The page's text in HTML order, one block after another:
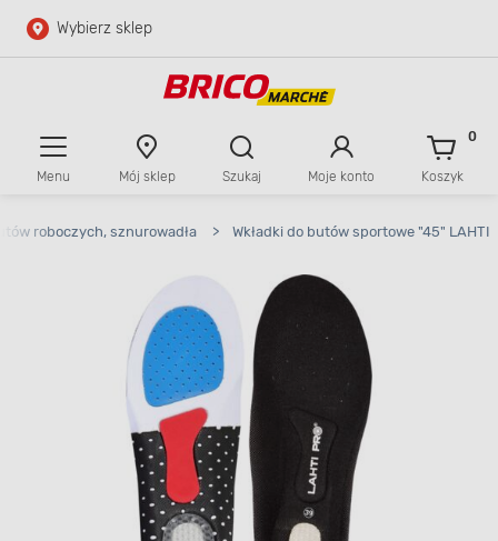
Przejdź do głównej zawartości
Wybierz sklep
Menu Mój sklep Szukaj Moje konto Koszyk
0
roboczych, sznurowadła > Wkładki do butów sportowe "45" LAHTI